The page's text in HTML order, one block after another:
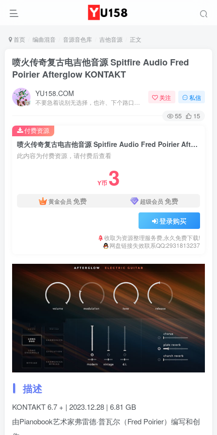
首页 编曲混音 音源音色库 吉他音源 正文
喷火传奇复古电吉他音源 Spitfire Audio Fred
Poirier Afterglow KONTAKT
YU158.COM 关注 私信
55 15
喷火传奇复古电吉他音源 Spitfire Audio Fred Poirier Afterglow KONTAKT
此内容为付费资源，请付费后查看
Y币 3
黄金会员 免费 超级会员 免费
登录购买
收取为资源整理服务费,永久免费下载!
网盘链接失效联系QQ:2931813237
付费资源
描述
KONTAKT 6.7 + | 2023.12.28 | 6.81 GB
由Pianobook艺术家弗雷德·普瓦尔（Fred Poirier）编写和创